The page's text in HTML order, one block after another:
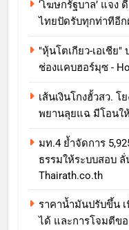
‘โฆษกรัฐบาล’ แจง
ไทยปัดรับทุกท่าทีอีก
"หุ้นโตเกียว-เอเชีย
ช่องแคบฮอร์มุซ -
เส้นเงินโกงฮั้วสว. โ
พยานลุยแฉ มีโอนใ
มท.4 ย้ำจัดการ
ธรรมให้ระบบสอบ
Thairath.co.th
ราคาน้ำมันปรับขึ้น
ได้ และการโจมตีข